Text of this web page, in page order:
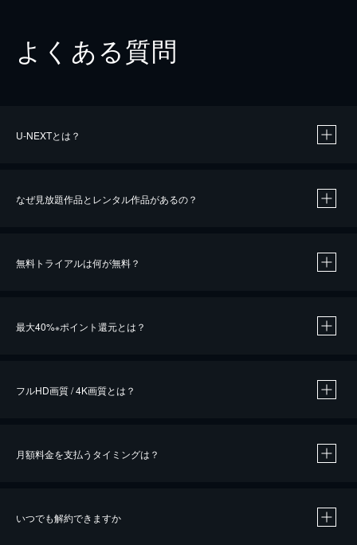
よくある質問
U-NEXTとは？
なぜ見放題作品とレンタル作品があるの？
無料トライアルは何が無料？
最大40%※ポイント還元とは？
※40％ポイント還元の対象は、クレジットカード決済による作品の購入 / レンタルです。
フルHD画質 / 4K画質とは？
月額料金を支払うタイミングは？
いつでも解約できますか